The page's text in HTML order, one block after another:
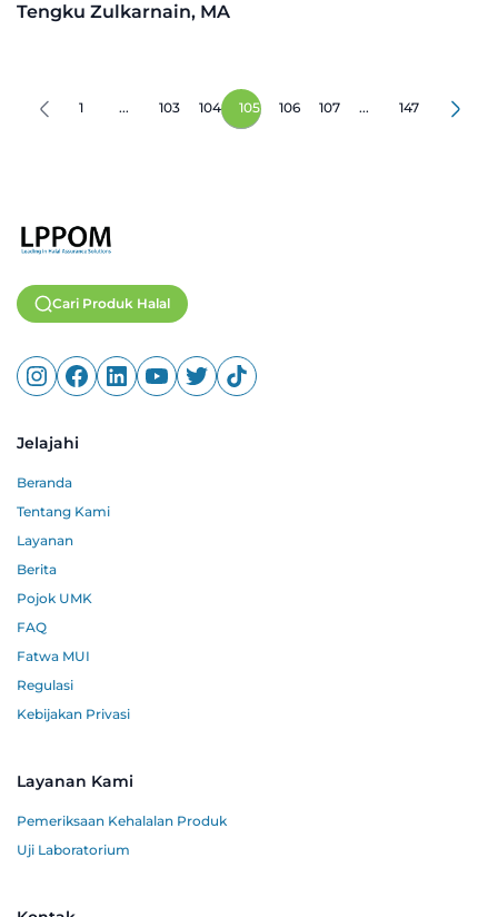
Tengku Zulkarnain, MA
1 ... 103 104 105 106 107 ... 147
Cari Produk Halal
Jelajahi
Beranda
Tentang Kami
Layanan
Berita
Pojok UMK
FAQ
Fatwa MUI
Regulasi
Kebijakan Privasi
Layanan Kami
Pemeriksaan Kehalalan Produk
Uji Laboratorium